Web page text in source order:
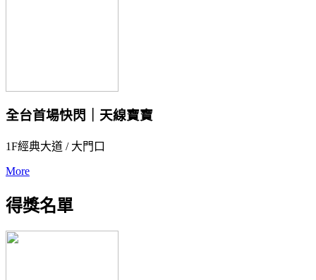
全台首場快閃｜天線寶寶
1F經典大道 / 大門口
More
得獎名單